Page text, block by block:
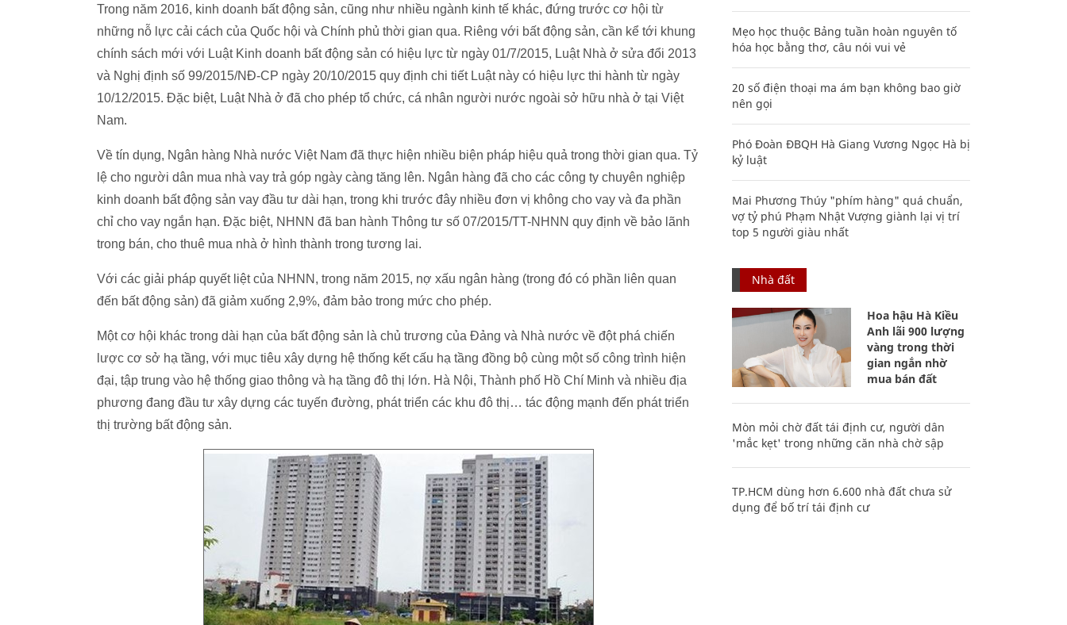
Trong năm 2016, kinh doanh bất động sản, cũng như nhiều ngành kinh tế khác, đứng trước cơ hội từ
những nỗ lực cải cách của Quốc hội và Chính phủ thời gian qua. Riêng với bất động sản, cần kể tới khung
chính sách mới với Luật Kinh doanh bất động sản có hiệu lực từ ngày 01/7/2015, Luật Nhà ở sửa đổi 2013
và Nghị định số 99/2015/NĐ-CP ngày 20/10/2015 quy định chi tiết Luật này có hiệu lực thi hành từ ngày
10/12/2015. Đặc biệt, Luật Nhà ở đã cho phép tổ chức, cá nhân người nước ngoài sở hữu nhà ở tại Việt
Nam.
Về tín dụng, Ngân hàng Nhà nước Việt Nam đã thực hiện nhiều biện pháp hiệu quả trong thời gian qua. Tỷ
lệ cho người dân mua nhà vay trả góp ngày càng tăng lên. Ngân hàng đã cho các công ty chuyên nghiệp
kinh doanh bất động sản vay đầu tư dài hạn, trong khi trước đây nhiều đơn vị không cho vay và đa phần
chỉ cho vay ngắn hạn. Đặc biệt, NHNN đã ban hành Thông tư số 07/2015/TT-NHNN quy định về bảo lãnh
trong bán, cho thuê mua nhà ở hình thành trong tương lai.
Với các giải pháp quyết liệt của NHNN, trong năm 2015, nợ xấu ngân hàng (trong đó có phần liên quan
đến bất động sản) đã giảm xuống 2,9%, đảm bảo trong mức cho phép.
Một cơ hội khác trong dài hạn của bất động sản là chủ trương của Đảng và Nhà nước về đột phá chiến
lược cơ sở hạ tầng, với mục tiêu xây dựng hệ thống kết cấu hạ tầng đồng bộ cùng một số công trình hiện
đại, tập trung vào hệ thống giao thông và hạ tầng đô thị lớn. Hà Nội, Thành phố Hồ Chí Minh và nhiều địa
phương đang đầu tư xây dựng các tuyến đường, phát triển các khu đô thị… tác động mạnh đến phát triển
thị trường bất động sản.
Mẹo học thuộc Bảng tuần hoàn nguyên tố
hóa học bằng thơ, câu nói vui vẻ
20 số điện thoại ma ám bạn không bao giờ
nên gọi
Phó Đoàn ĐBQH Hà Giang Vương Ngọc Hà bị
kỷ luật
Mai Phương Thúy "phím hàng" quá chuẩn,
vợ tỷ phú Phạm Nhật Vượng giành lại vị trí
top 5 người giàu nhất
Nhà đất
Hoa hậu Hà Kiều
Anh lãi 900 lượng
vàng trong thời
gian ngắn nhờ
mua bán đất
Mòn mỏi chờ đất tái định cư, người dân
'mắc kẹt' trong những căn nhà chờ sập
TP.HCM dùng hơn 6.600 nhà đất chưa sử
dụng để bố trí tái định cư